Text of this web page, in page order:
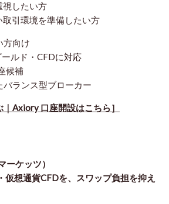
視したい方
取引環境を準備したい方
方向け
ルド・CFDに対応
候補
バランス型ブローカー
Axiory 口座開設はこちら］
ケッツ）
仮想通貨CFDを、スワップ負担を抑え